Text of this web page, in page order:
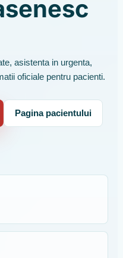
asistenta in urgenta,
oficiale pentru pacienti.
Pagina pacientului